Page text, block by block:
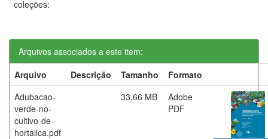
coleções:
Arquivos associados a este item:
Arquivo
Descrição Tamanho
Formato
Adubacao-
verde-no-
cultivo-de-
hortalica.pdf
33,66 MB
Adobe
PDF